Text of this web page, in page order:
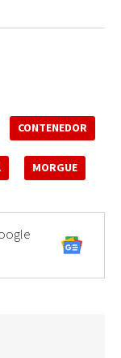
CONTENEDOR
MORGUE